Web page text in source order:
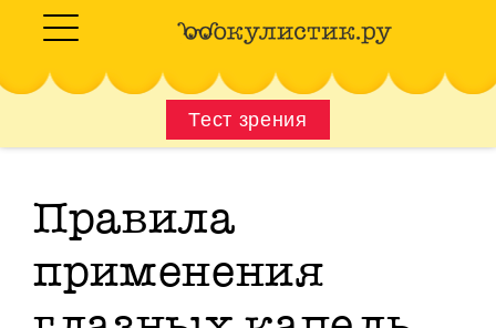
Тест зрения
Правила
применения